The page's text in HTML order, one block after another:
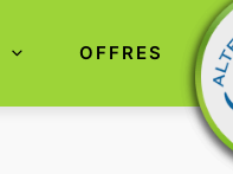
OFFRES